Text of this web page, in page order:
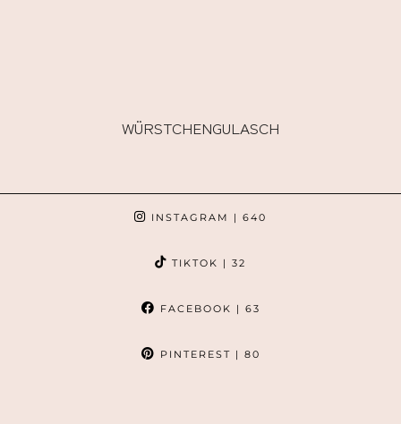
WÜRSTCHENGULASCH
INSTAGRAM | 640
TIKTOK | 32
FACEBOOK | 63
PINTEREST | 80